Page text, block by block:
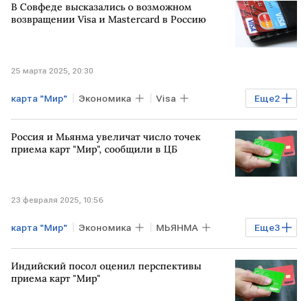
В Совфеде высказались о возможном
возвращении Visa и Mastercard в Россию
25 марта 2025, 20:30
Еще2
карта "Мир" Экономика Visa
Mastercard Совфед
Россия и Мьянма увеличат число точек
приема карт "Мир", сообщили в ЦБ
23 февраля 2025, 10:56
Еще3
карта "Мир" Экономика МЬЯНМА
РОССИЯ Банки Финансы
Индийский посол оценил перспективы
приема карт "Мир"